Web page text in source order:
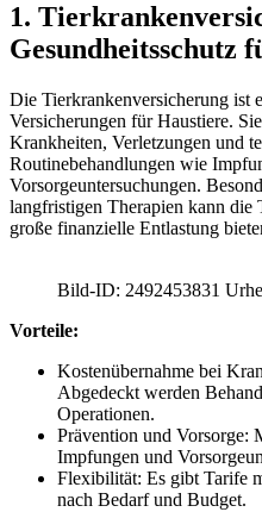
1.
Gesundheitsschutz
Die Tierkrankenversicherung ist
Versicherungen für Haustiere.
Krankheiten, Verletzungen und
Routinebehandlungen wie
Vorsorgeuntersuchungen.
langfristigen Therapien kann die
große finanzielle Entlastung
Bild-ID: 2492453831
Vorteile:
Kostenübernahme bei
Abgedeckt werden
Operationen.
Prävention und Vorsorge:
Impfungen und
Flexibilität: Es gibt Tarife
nach Bedarf und Budget.